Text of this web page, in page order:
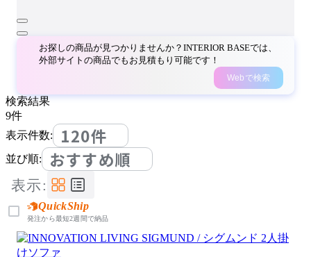
お探しの商品が見つかりませんか？INTERIOR BASEでは、
外部サイトの商品でもお見積もり可能です！
Webで検索
検索結果
9件
表示件数:
120件
並び順: おすすめ順
表示:
QuickShip
発注から最短2週間で納品